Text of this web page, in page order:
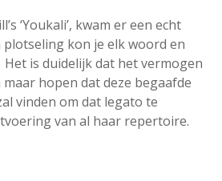
‘Youkali’, kwam er een echt
kon je elk woord en
Het is duidelijk dat het vermogen
hopen dat deze begaafde
vinden om dat legato te
van al haar repertoire.